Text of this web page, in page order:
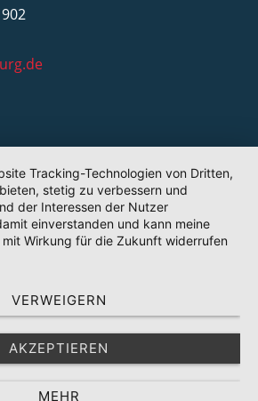
Tracking-Technologien von Dritten,
stetig zu verbessern und
der Interessen der Nutzer
einverstanden und kann meine
Wirkung für die Zukunft widerrufen
VERWEIGERN
AKZEPTIEREN
MEHR